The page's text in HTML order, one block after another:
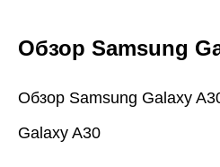
Обзор Samsung
Обзор Samsung Galaxy
Galaxy A30